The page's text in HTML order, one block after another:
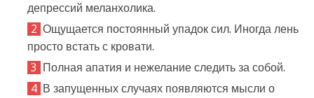
депрессий меланхолика.
Ощущается постоянный упадок сил. Иногда лень
просто встать с кровати.
Полная апатия и нежелание следить за собой.
В запущенных случаях появляются мысли о